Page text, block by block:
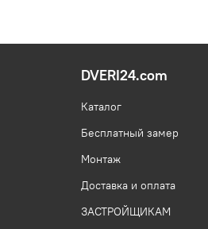
DVERI24.com
Каталог
Бесплатный замер
Монтаж
Доставка и оплата
ЗАСТРОЙЩИКАМ